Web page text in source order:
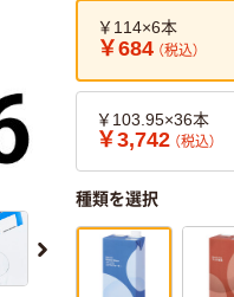
￥114×6本
￥684 （税込）
￥103.95×36本
￥3,742 （税込）
種類を選択